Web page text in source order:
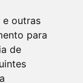
outras
para
de